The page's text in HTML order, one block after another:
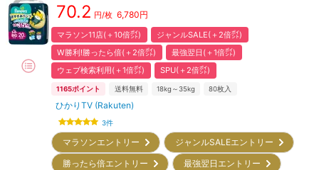
70.2 円/枚 6,780円
マラソン11店(＋10倍㌽)
ジャンルSALE(＋2倍㌽)
W勝利!勝ったら倍(＋2倍㌽)
最強翌日(＋1倍㌽)
ウェブ検索利用(＋1倍㌽)
SPU(＋2倍㌽)
1165ポイント 送料無料 18kg～35kg 80枚入
ひかりTV (Rakuten)
3件
マラソンエントリー
ジャンルSALEエントリー
勝ったら倍エントリー
最強翌日エントリー